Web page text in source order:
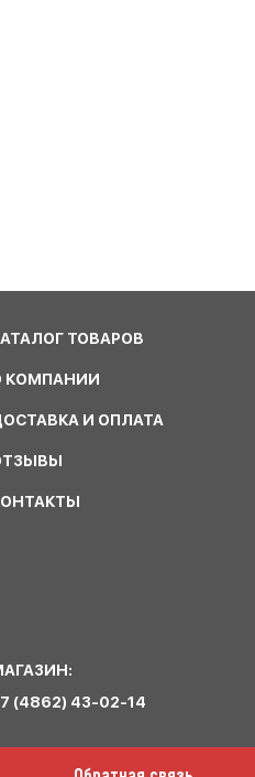
ТОВАРОВ
КОМПАНИИ
И ОПЛАТА
(4862) 43-02-14